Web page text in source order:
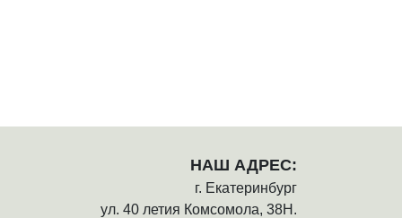
НАШ АДРЕС:
г. Екатеринбург
ул. 40 летия Комсомола, 38Н.